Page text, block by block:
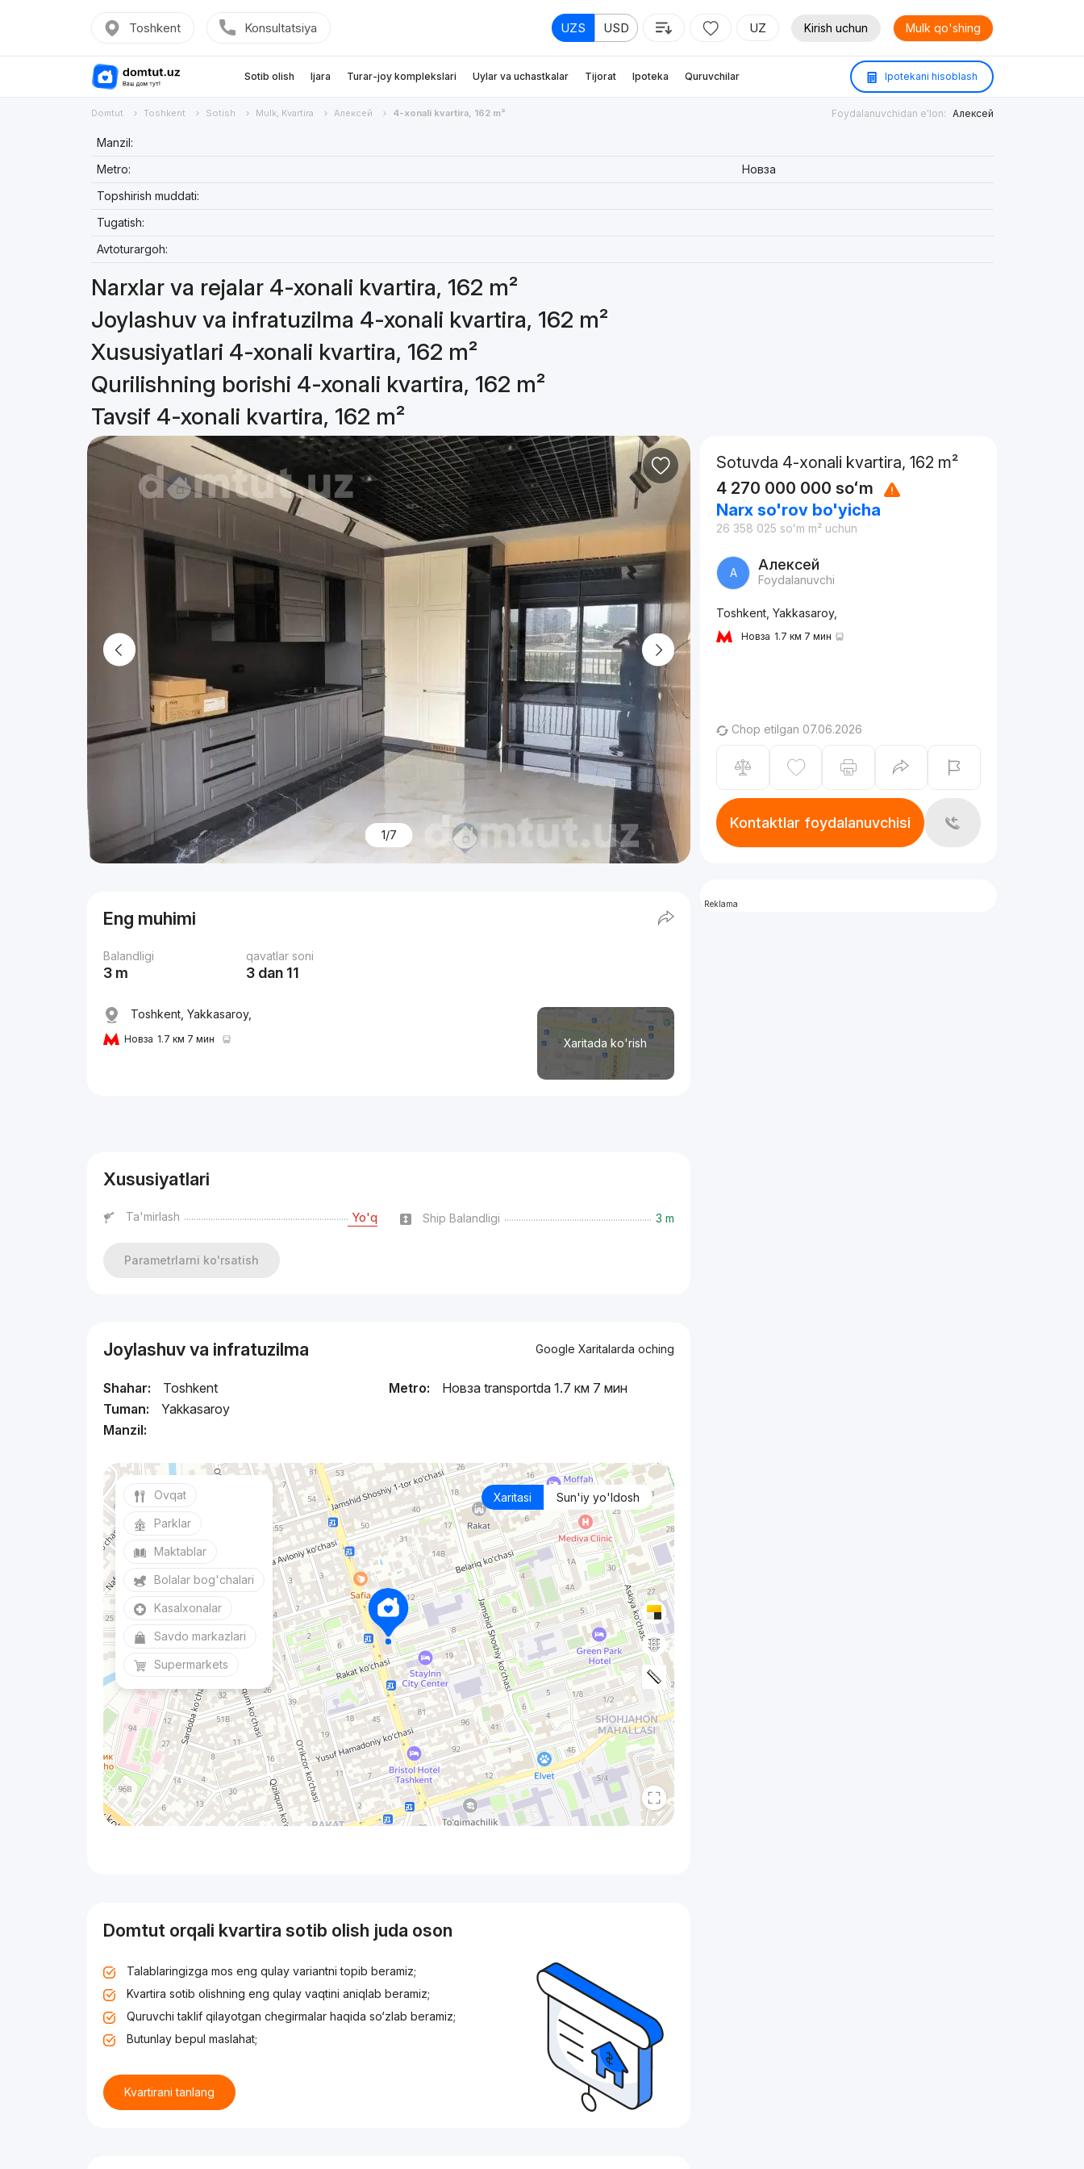
Toshkent Konsultatsiya UZS USD UZ Kirish uchun Mulk qo'shing
Sotib olish Ijara Turar-joy komplekslari Uylar va uchastkalar Tijorat Ipoteka Quruvchilar Ipotekani hisoblash
Domtut Toshkent Sotish Mulk, Kvartira Алексей 4-xonali kvartira, 162 m² Foydalanuvchidan e'lon: Алексей
Manzil:
Metro:
Новза
Topshirish muddati:
Tugatish:
Avtoturargoh:
Narxlar va rejalar 4-xonali kvartira, 162 m²
Joylashuv va infratuzilma 4-xonali kvartira, 162 m²
Xususiyatlari 4-xonali kvartira, 162 m²
Qurilishning borishi 4-xonali kvartira, 162 m²
Tavsif 4-xonali kvartira, 162 m²
1/7
Eng muhimi
Balandligi
3 m
qavatlar soni
3 dan 11
Xaritada ko'rish
Toshkent, Yakkasaroy,
Новза 1.7 км 7 мин
Xususiyatlari
Ta'mirlash Yo'q Ship Balandligi 3 m
Parametrlarni ko'rsatish
Joylashuv va infratuzilma Google Xaritalarda oching
Shahar:
Toshkent
Tuman:
Yakkasaroy
Manzil:
Metro: Новза transportda 1.7 км 7 мин
Xaritasi Sun'iy yo'ldosh
Ovqat
Parklar
Maktablar
Bolalar bog'chalari
Kasalxonalar
Savdo markazlari
Supermarkets
Domtut orqali kvartira sotib olish juda oson
Talablaringizga mos eng qulay variantni topib beramiz;
Kvartira sotib olishning eng qulay vaqtini aniqlab beramiz;
Quruvchi taklif qilayotgan chegirmalar haqida so‘zlab beramiz;
Butunlay bepul maslahat;
Kvartirani tanlang
Sotuvda 4-xonali kvartira, 162 m²
4 270 000 000 soʻm
Narx so'rov bo'yicha
26 358 025 soʻm m² uchun
А Алексей
Foydalanuvchi
Toshkent, Yakkasaroy,
Новза 1.7 км 7 мин
Chop etilgan 07.06.2026
Kontaktlar foydalanuvchisi
Reklama